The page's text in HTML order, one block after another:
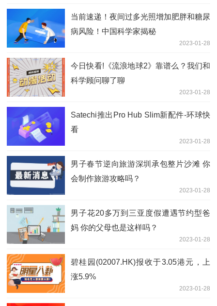
当前速递！夜间过多光照增加肥胖和糖尿
病风险！中国科学家揭秘
2023-01-28
今日快看!《流浪地球2》靠谱么？我们和
科学顾问聊了聊
2023-01-28
Satechi推出Pro Hub Slim新配件-环球快
看
2023-01-28
男子春节逆向旅游深圳承包整片沙滩 你
会制作旅游攻略吗？
2023-01-28
男子花20多万到三亚度假遭遇节约型爸
妈 你的父母也是这样吗？
2023-01-28
碧桂园(02007.HK)报收于3.05港元，上
涨5.9%
2023-01-28